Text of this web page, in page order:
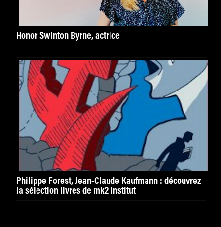
Honor Swinton Byrne, actrice
Philippe Forest, Jean-Claude Kaufmann : découvrez
la sélection livres de mk2 Institut